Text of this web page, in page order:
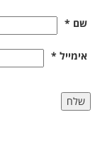
שם *
אימייל *